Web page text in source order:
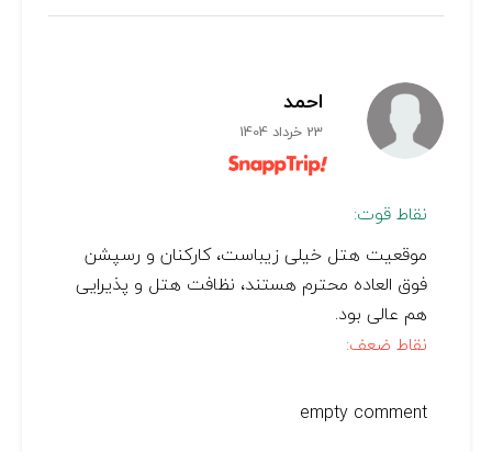
احمد
23 خرداد 1404
نقاط قوت:
موقعیت هتل خیلی زیباست، کارکنان و رسپشن
فوق العاده محترم هستند، نظافت هتل و پذیرایی
هم عالی بود.
نقاط ضعف:
empty comment